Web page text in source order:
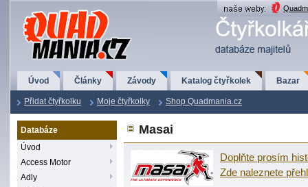
QuadMania.cz
Úvod Články Závody Katalog čtyřkolek Bazar
Přidat čtyřkolku Moje čtyřkolky Shop Quadmania.cz
Databáze
Úvod
Access Motor
Adly
Masai
Doplňte prosím
Zde naleznete